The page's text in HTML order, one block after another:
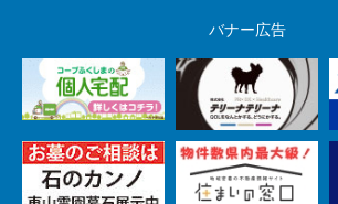
バナー広告